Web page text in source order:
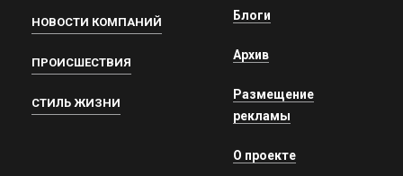
НОВОСТИ КОМПАНИЙ
ПРОИСШЕСТВИЯ
СТИЛЬ ЖИЗНИ
Блоги
Архив
Размещение
рекламы
О проекте